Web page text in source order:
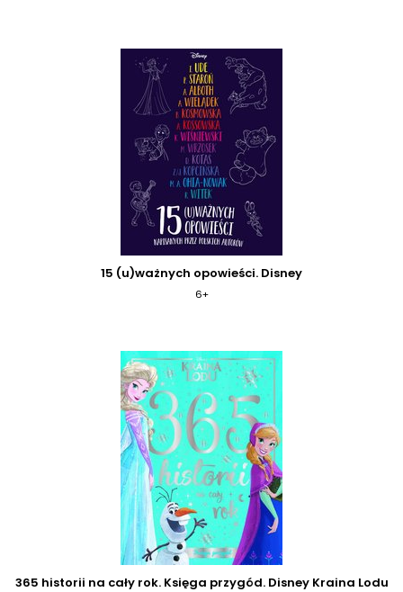
15 (u)ważnych opowieści. Disney
6+
365 historii na cały rok. Księga przygód. Disney Kraina Lodu